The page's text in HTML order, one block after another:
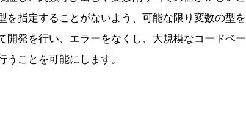
を指定することがないよう、可能な限り変数の型を
発を行い、エラーをなくし、大規模なコードベー
ことを可能にします。